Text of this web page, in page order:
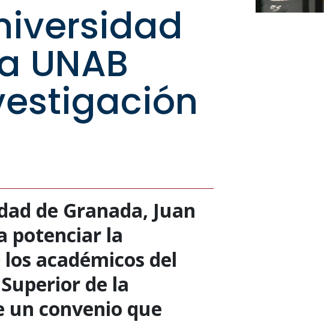
UNAB
de Granada, Juan
potenciar la
académicos del
de la
un convenio que